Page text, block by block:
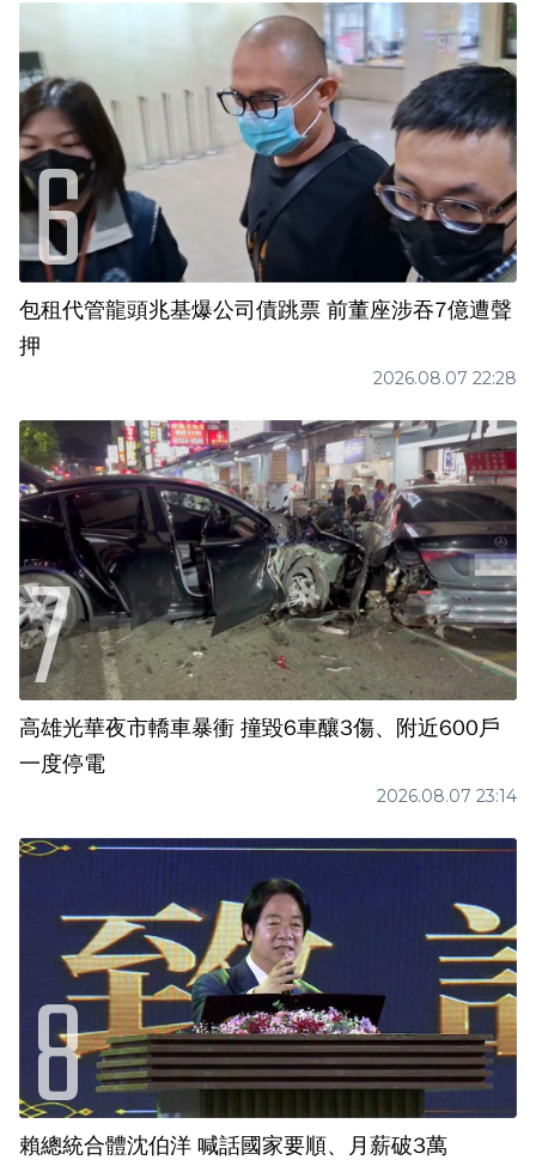
包租代管龍頭兆基爆公司債跳票 前董座涉吞7億遭聲
押
2026.08.07 22:28
高雄光華夜市轎車暴衝 撞毀6車釀3傷、附近600戶
一度停電
2026.08.07 23:14
賴總統合體沈伯洋 喊話國家要順、月薪破3萬